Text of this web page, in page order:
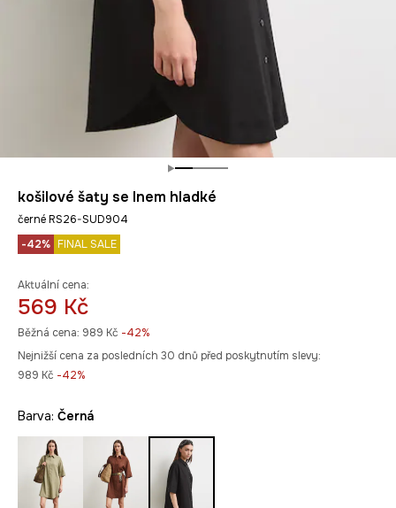
košilové šaty se lnem hladké
černé RS26-SUD904
-42% FINAL SALE
Aktuální cena:
569 Kč
Běžná cena: 989 Kč -42%
Nejnižší cena za posledních 30 dnů před poskytnutím slevy:
989 Kč -42%
Barva: černá